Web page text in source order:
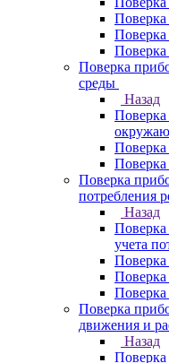
Поверка
Поверка
среды
Назад
Поверка
Поверка
Поверка
Поверка
потребления
Назад
Поверка
учета
Поверка
Поверка
Поверка
Поверка
движения и
Назад
Поверка